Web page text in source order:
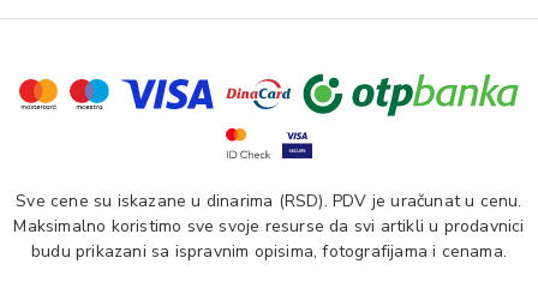
Sve cene su iskazane u dinarima (RSD). PDV je uračunat u cenu.
Maksimalno koristimo sve svoje resurse da svi artikli u prodavnici
budu prikazani sa ispravnim opisima, fotografijama i cenama.